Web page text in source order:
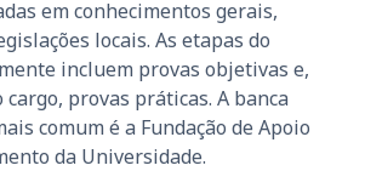
em conhecimentos gerais,
locais. As etapas do
incluem provas objetivas e,
cargo, provas práticas. A banca
comum é a Fundação de Apoio
da Universidade.